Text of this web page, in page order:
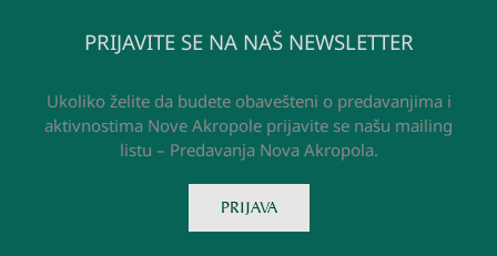
PRIJAVITE SE NA NAŠ NEWSLETTER
Ukoliko želite da budete obavešteni o predavanjima i
aktivnostima Nove Akropole prijavite se našu mailing
listu – Predavanja Nova Akropola.
PRIJAVA